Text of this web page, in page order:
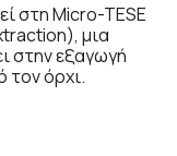
στη Micro-TESE
μια
στην εξαγωγή
όρχι.